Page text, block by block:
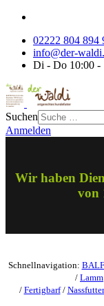
02222 804 894
info@der-
Di - Do 10:00 -
Suchen
Anmelden
Wir haben
von
Schnellnavigation: BALF
/ Lamm
/ Fertigbarf/ Nassfutter